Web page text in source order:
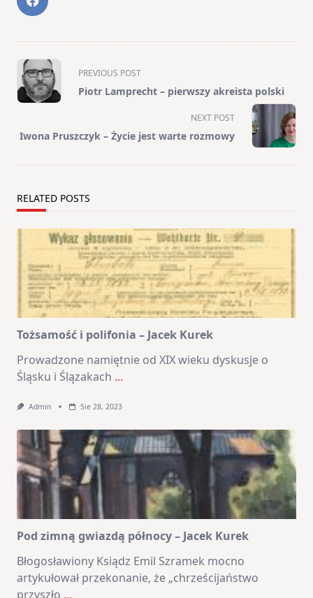
<span
class="nav-
subtitle
reader-
PREVIOUS POST
Piotr Lamprecht – pierwszy akreista polski
NEXT POST
Iwona Pruszczyk – Życie jest warte rozmowy
RELATED POSTS
Tożsamość i polifonia – Jacek Kurek
Prowadzone namiętnie od XIX wieku dyskusje o
Śląsku i Ślązakach ...
Admin Sie 28, 2023
Pod zimną gwiazdą północy – Jacek Kurek
Błogosławiony Ksiądz Emil Szramek mocno
artykułował przekonanie, że „chrześcijaństwo
przyszło ...